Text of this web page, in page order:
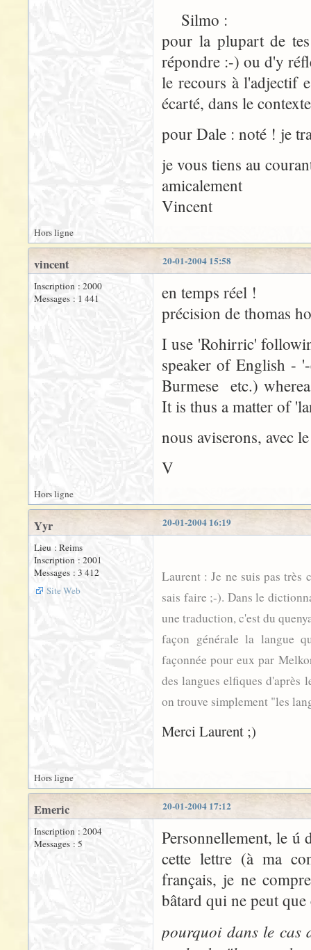
Silmo :
pour la plupart de
répondre :-) ou d'y
le recours à l'adjectif
écarté, dans le
pour Dale : noté ! je
je vous tiens au
amicalement
Vincent
Hors ligne
20-01-2004 15:58
vincent
Inscription : 2000
Messages : 1 441
en temps réel !
précision de thomas
I use 'Rohirric'
speaker of English - '-
Burmese etc.)
It is thus a matter of
nous aviserons, avec
V
Hors ligne
20-01-2004 16:19
Yyr
Lieu : Reims
Inscription : 2001
Messages : 3 412
Site Web
Laurent : Je ne suis pas très
sais faire ;-). Dans le
une traduction, c'est du
façon générale la langue
façonnée pour eux par
des langues elfiques d'après
on trouve simplement "les
Merci Laurent ;)
Hors ligne
20-01-2004 17:12
Emeric
Inscription : 2004
Messages : 5
Personnellement, le ú
cette lettre (à ma
français, je ne
bâtard qui ne peut
pourquoi dans le cas